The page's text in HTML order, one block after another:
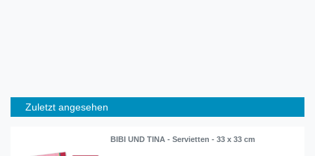
Zuletzt angesehen
BIBI UND TINA - Servietten - 33 x 33 cm